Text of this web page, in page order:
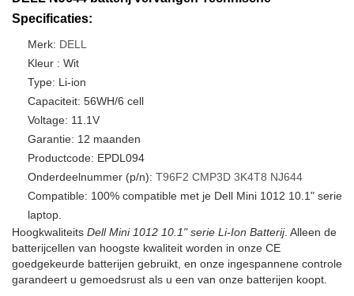
Specificaties:
Merk: DELL
Kleur : Wit
Type: Li-ion
Capaciteit: 56WH/6 cell
Voltage: 11.1V
Garantie: 12 maanden
Productcode: EPDL094
Onderdeelnummer (p/n): T96F2 CMP3D 3K4T8 NJ644
Compatible: 100% compatible met je Dell Mini 1012 10.1" serie
laptop.
Hoogkwaliteits Dell Mini 1012 10.1" serie Li-Ion Batterij. Alleen de
batterijcellen van hoogste kwaliteit worden in onze CE
goedgekeurde batterijen gebruikt, en onze ingespannene controle
garandeert u gemoedsrust als u een van onze batterijen koopt.